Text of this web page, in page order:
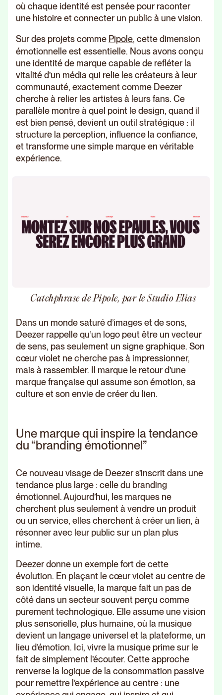
où chaque identité est pensée pour raconter
une histoire et connecter un public à une vision.
Sur des projets comme Pipole, cette dimension
émotionnelle est essentielle. Nous avons conçu
une identité de marque capable de refléter la
vitalité d’un média qui relie les créateurs à leur
communauté, exactement comme Deezer
cherche à relier les artistes à leurs fans. Ce
parallèle montre à quel point le design, quand il
est bien pensé, devient un outil stratégique : il
structure la perception, influence la confiance,
et transforme une simple marque en véritable
expérience.
Catchphrase de Pipole, par le Studio Elias
Dans un monde saturé d’images et de sons,
Deezer rappelle qu’un logo peut être un vecteur
de sens, pas seulement un signe graphique. Son
cœur violet ne cherche pas à impressionner,
mais à rassembler. Il marque le retour d’une
marque française qui assume son émotion, sa
culture et son envie de créer du lien.
Une marque qui inspire la tendance
du “branding émotionnel”
Ce nouveau visage de Deezer s’inscrit dans une
tendance plus large : celle du branding
émotionnel. Aujourd’hui, les marques ne
cherchent plus seulement à vendre un produit
ou un service, elles cherchent à créer un lien, à
résonner avec leur public sur un plan plus
intime.
Deezer donne un exemple fort de cette
évolution. En plaçant le cœur violet au centre de
son identité visuelle, la marque fait un pas de
côté dans un secteur souvent perçu comme
purement technologique. Elle assume une vision
plus sensorielle, plus humaine, où la musique
devient un langage universel et la plateforme, un
lieu d’émotion. Ici, vivre la musique prime sur le
fait de simplement l’écouter. Cette approche
renverse la logique de la consommation passive
pour remettre l’expérience au centre : une